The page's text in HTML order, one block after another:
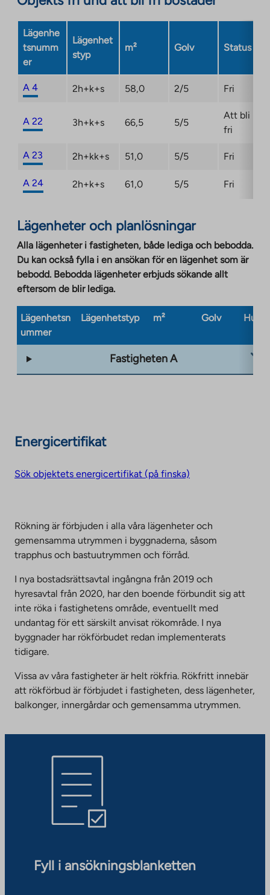
in
a
tab
Lägenhe
tsnumm
er
Lägenhet
styp
m² Golv Status
A 4 2h+k+s 58,0 2/5 Fri
A 22 3h+k+s 66,5 5/5
Att bli
fri
A 23 2h+kk+s 51,0 5/5 Fri
A 24 2h+k+s 61,0 5/5 Fri
Lägenheter och planlösningar
Alla lägenheter i fastigheten, både lediga och bebodda.
Du kan också fylla i en ansökan för en lägenhet som är
bebodd. Bebodda lägenheter erbjuds sökande allt
eftersom de blir lediga.
Lägenhetsn
ummer
Lägenhetstyp m² Golv
Fastigheten A
Energicertifikat
Sök objektets energicertifikat (på finska)
Rökning är förbjuden i alla våra lägenheter och
gemensamma utrymmen i byggnaderna, såsom
trapphus och bastuutrymmen och förråd.
I nya bostadsrättsavtal ingångna från 2019 och
hyresavtal från 2020, har den boende förbundit sig att
inte röka i fastighetens område, eventuellt med
undantag för ett särskilt anvisat rökområde. I nya
byggnader har rökförbudet redan implementerats
tidigare.
Vissa av våra fastigheter är helt rökfria. Rökfritt innebär
att rökförbud är förbjudet i fastigheten, dess lägenheter,
balkonger, innergårdar och gemensamma utrymmen.
Fyll i ansökningsblanketten